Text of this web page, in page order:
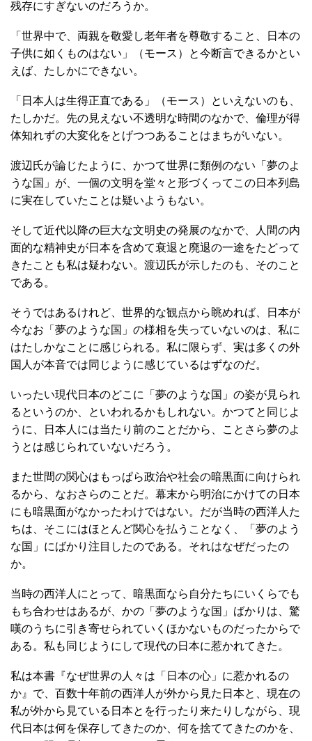
残存にすぎないのだろうか。
「世界中で、両親を敬愛し老年者を尊敬すること、日本の
子供に如くものはない」（モース）と今断言できるかとい
えば、たしかにできない。
「日本人は生得正直である」（モース）といえないのも、
たしかだ。先の見えない不透明な時間のなかで、倫理が得
体知れずの大変化をとげつつあることはまちがいない。
渡辺氏が論じたように、かつて世界に類例のない「夢のよ
うな国」が、一個の文明を堂々と形づくってこの日本列島
に実在していたことは疑いようもない。
そして近代以降の巨大な文明史の発展のなかで、人間の内
面的な精神史が日本を含めて衰退と廃退の一途をたどって
きたことも私は疑わない。渡辺氏が示したのも、そのこと
である。
そうではあるけれど、世界的な観点から眺めれば、日本が
今なお「夢のような国」の様相を失っていないのは、私に
はたしかなことに感じられる。私に限らず、実は多くの外
国人が本音では同じように感じているはずなのだ。
いったい現代日本のどこに「夢のような国」の姿が見られ
るというのか、といわれるかもしれない。かつてと同じよ
うに、日本人には当たり前のことだから、ことさら夢のよ
うとは感じられていないだろう。
また世間の関心はもっぱら政治や社会の暗黒面に向けられ
るから、なおさらのことだ。幕末から明治にかけての日本
にも暗黒面がなかったわけではない。だが当時の西洋人た
ちは、そこにはほとんど関心を払うことなく、「夢のよう
な国」にばかり注目したのである。それはなぜだったの
か。
当時の西洋人にとって、暗黒面なら自分たちにいくらでも
もち合わせはあるが、かの「夢のような国」ばかりは、驚
嘆のうちに引き寄せられていくほかないものだったからで
ある。私も同じようにして現代の日本に惹かれてきた。
私は本書『なぜ世界の人々は「日本の心」に惹かれるの
か』で、百数十年前の西洋人が外から見た日本と、現在の
私が外から見ている日本とを行ったり来たりしながら、現
代日本は何を保存してきたのか、何を捨ててきたのかを、